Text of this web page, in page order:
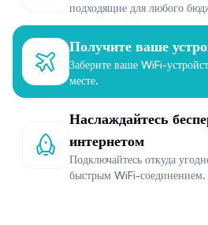
подходящие для любого
Получите ваше
Заберите ваше WiFi-
месте.
Наслаждайтесь
интернетом
Подключайтесь откуда
быстрым WiFi-соединением.